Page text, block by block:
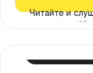
Читайте и
ограничений*